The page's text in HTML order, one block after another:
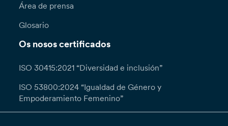
Área de prensa
Glosario
Os nosos certificados
ISO 30415:2021 “Diversidad e inclusión”
ISO 53800:2024 “Igualdad de Género y
Empoderamiento Femenino”